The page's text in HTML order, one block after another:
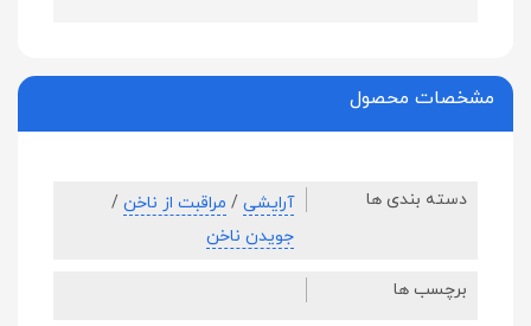
مشخصات محصول
دسته بندی ها آرایشی / مراقبت از ناخن /
جویدن ناخن
برچسب ها